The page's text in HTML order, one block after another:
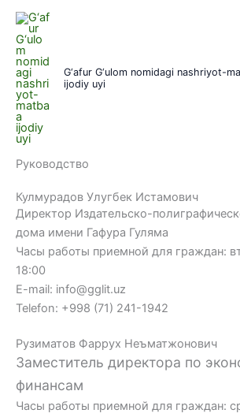
Перейти
содержимому
G‘afur G‘ulom nomidagi nashriyot-
ijodiy uyi
Руководство
Кулмурадов Улугбек Истамович
Директор Издательско-
дома имени Гафура Гуляма
Часы работы приемной для граждан:
18:00
E-mail: info@gglit.uz
Telefon: +998 (71) 241-1942
Рузиматов Фаррух Неъматжонович
Заместитель директора по
финансам
Часы работы приемной для граждан: